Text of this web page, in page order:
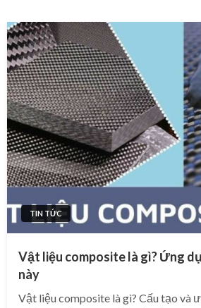
TIN TỨC
Vật liệu composite là gì? Ứng
này
Vật liệu composite là gì? Cấu tạo và